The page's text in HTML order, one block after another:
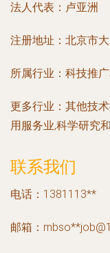
法人代表： 卢亚洲
注册地址： 北京市
所属行业： 科技推
更多行业： 其他技
用服务业,科学研究
联系我们
电话：1381113**
邮箱：mbso**